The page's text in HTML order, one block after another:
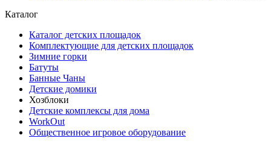
Каталог
Каталог детских площадок
Комплектующие для детских площадок
Зимние горки
Батуты
Банные Чаны
Детские домики
Хозблоки
Детские комплексы для дома
WorkOut
Общественное игровое оборудование